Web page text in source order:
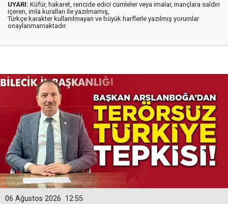
UYARI: Küfür, hakaret, rencide edici cümleler veya imalar, inançlara saldırı
içeren, imla kuralları ile yazılmamış,
Türkçe karakter kullanılmayan ve büyük harflerle yazılmış yorumlar
onaylanmamaktadır.
12:55
06 Ağustos 2026